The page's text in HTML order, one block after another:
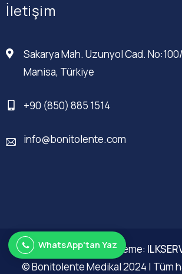
İletişim
Sakarya Mah. Uzunyol Cad.
Manisa, Türkiye
+90 (850) 885 1514
info@bonitolente.com
Web Düzenleme:
© Bonitolente Medikal 2024 | Tüm
WhatsApp'tan Yaz